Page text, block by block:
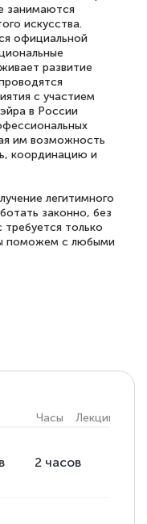
занимаются
искусства.
официальной
развитие
с участием
в России
им возможность
координацию и
легитимного
законно, без
только
поможем с любыми
Часы Лекции
2 часов